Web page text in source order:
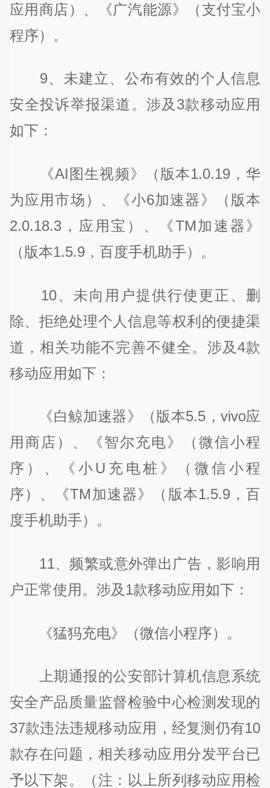
应用商店）、《广汽能源》（支付宝小
程序）。
9、未建立、公布有效的个人信息
安全投诉举报渠道。涉及3款移动应用
如下：
《AI图生视频》（版本1.0.19，华
为应用市场）、《小6加速器》（版本
2.0.18.3，应用宝）、《TM加速器》
（版本1.5.9，百度手机助手）。
10、未向用户提供行使更正、删
除、拒绝处理个人信息等权利的便捷渠
道，相关功能不完善不健全。涉及4款
移动应用如下：
《白鲸加速器》（版本5.5，vivo应
用商店）、《智尔充电》（微信小程
序）、《小U充电桩》（微信小程
序）、《TM加速器》（版本1.5.9，百
度手机助手）。
11、频繁或意外弹出广告，影响用
户正常使用。涉及1款移动应用如下：
《猛犸充电》（微信小程序）。
上期通报的公安部计算机信息系统
安全产品质量监督检验中心检测发现的
37款违法违规移动应用，经复测仍有10
款存在问题，相关移动应用分发平台已
予以下架。（注：以上所列移动应用检